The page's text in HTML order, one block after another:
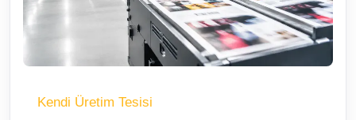
Kendi Üretim Tesisi